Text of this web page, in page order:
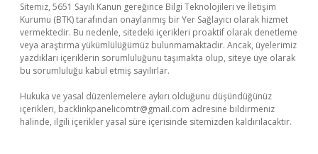
Sitemiz, 5651 Sayılı Kanun gereğince Bilgi Teknolojileri ve İletişim
Kurumu (BTK) tarafından onaylanmış bir Yer Sağlayıcı olarak hizmet
vermektedir. Bu nedenle, sitedeki içerikleri proaktif olarak denetleme
veya araştırma yükümlülüğümüz bulunmamaktadır. Ancak, üyelerimiz
yazdıkları içeriklerin sorumluluğunu taşımakta olup, siteye üye olarak
bu sorumluluğu kabul etmiş sayılırlar.
Hukuka ve yasal düzenlemelere aykırı olduğunu düşündüğünüz
içerikleri, backlinkpanelicomtr@gmail.com adresine bildirmeniz
halinde, ilgili içerikler yasal süre içerisinde sitemizden kaldırılacaktır.